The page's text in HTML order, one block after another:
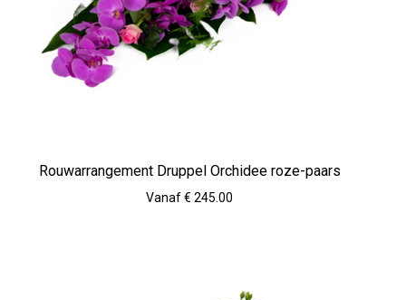
Rouwarrangement Druppel Orchidee roze-paars
Vanaf € 245.00